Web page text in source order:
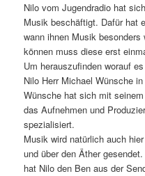
Nilo vom Jugendradio hat
Musik beschäftigt. Dafür hat
wann ihnen Musik
können muss diese erst
Um herauszufinden worauf
Nilo Herr Michael Wünsche
Wünsche hat sich mit
das Aufnehmen und
spezialisiert.
Musik wird natürlich auch
und über den Äther
hat Nilo den Ben aus der